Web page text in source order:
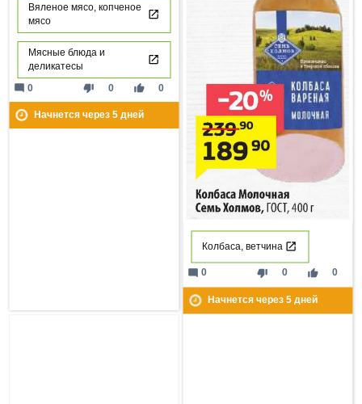
Вяленое мясо, копченое
мясо
Мясные блюда и
деликатесы
thumb_down 0 thumb_up 0
mode_comment 0
Начнется через 5дней
Колбаса, ветчина
thumb_down 0 thumb_up 0
mode_comment 0
Начнется через 5дней